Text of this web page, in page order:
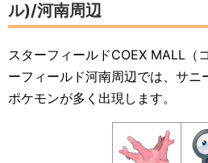
ル)/河南周辺
スターフィールドCOEX MALL（
ーフィールド河南周辺では、サニ
ポケモンが多く出現します。